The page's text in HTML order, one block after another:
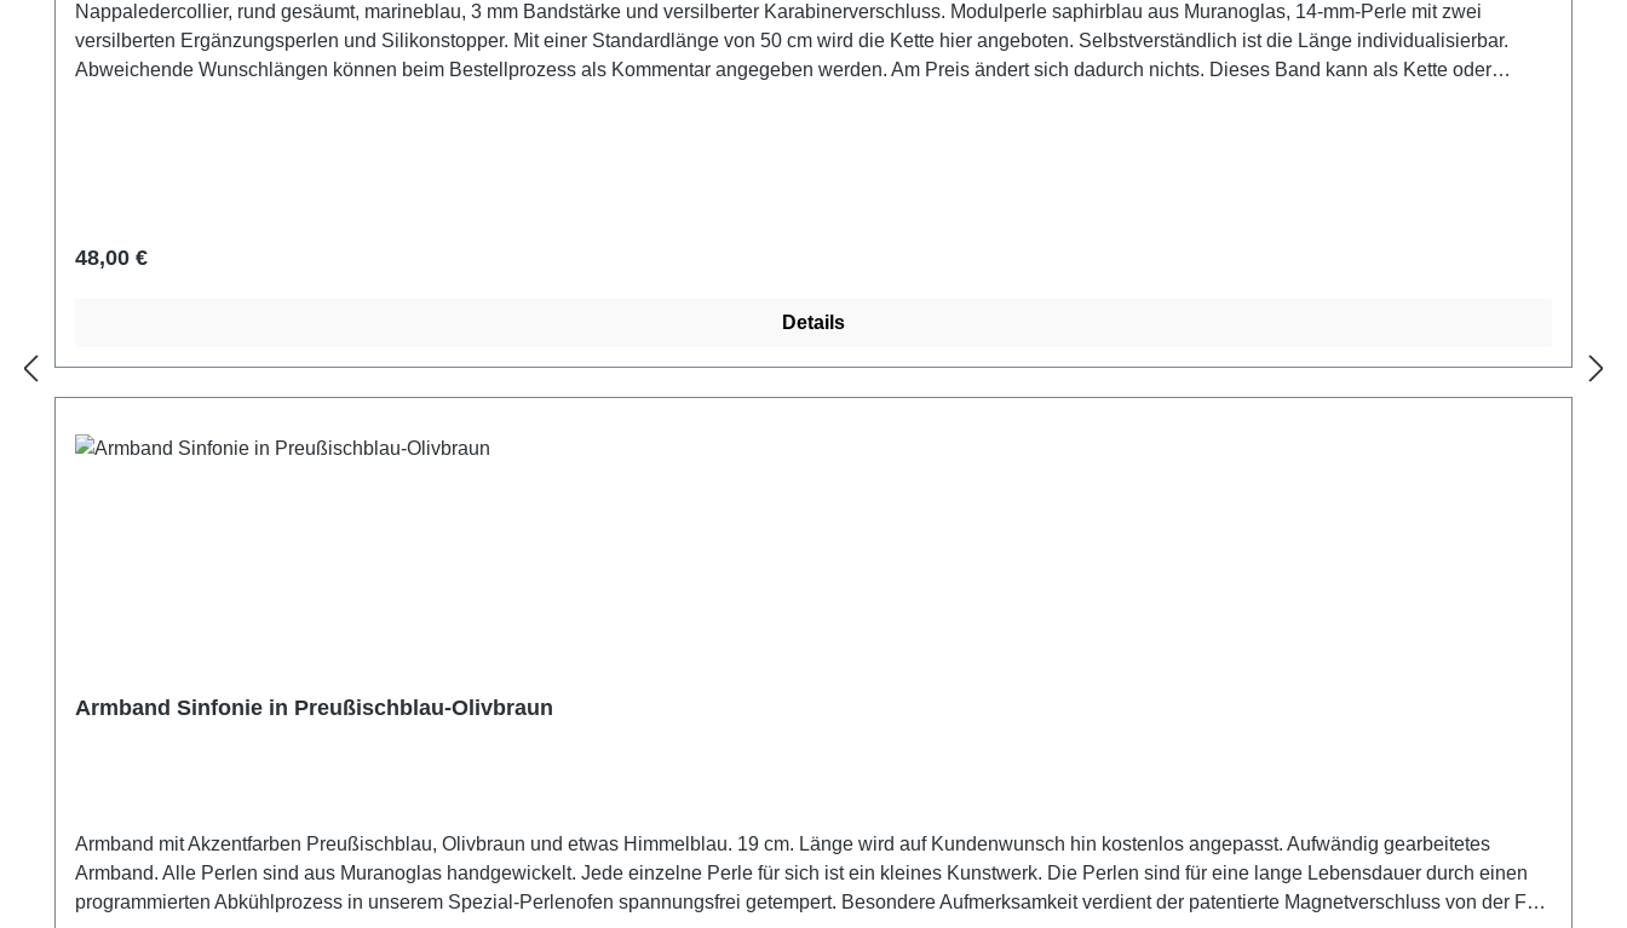
Nappaledercollier, rund gesäumt, marineblau, 3 mm Bandstärke und versilberter Karabinerverschluss. Modulperle saphirblau aus Muranoglas, 14-mm-Perle mit zwei
versilberten Ergänzungsperlen und Silikonstopper. Mit einer Standardlänge von 50 cm wird die Kette hier angeboten. Selbstverständlich ist die Länge individualisierbar.
Abweichende Wunschlängen können beim Bestellprozess als Kommentar angegeben werden. Am Preis ändert sich dadurch nichts. Dieses Band kann als Kette oder
Regulärer Preis:
48,00 €
Details
Armband Sinfonie in Preußischblau-Olivbraun
Armband mit Akzentfarben Preußischblau, Olivbraun und etwas Himmelblau. 19 cm. Länge wird auf Kundenwunsch hin kostenlos angepasst. Aufwändig gearbeitetes
Armband. Alle Perlen sind aus Muranoglas handgewickelt. Jede einzelne Perle für sich ist ein kleines Kunstwerk. Die Perlen sind für eine lange Lebensdauer durch einen
programmierten Abkühlprozess in unserem Spezial-Perlenofen spannungsfrei getempert. Besondere Aufmerksamkeit verdient der patentierte Magnetverschluss von der Fa.